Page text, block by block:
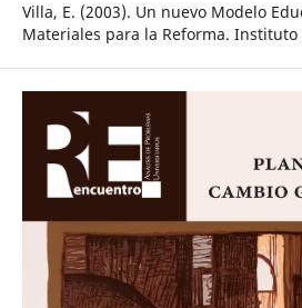
Villa, E. (2003). Un nuevo Modelo
Materiales para la Reforma. Instituto